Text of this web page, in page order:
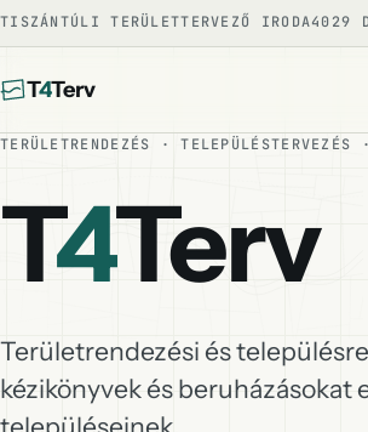
TISZÁNTÚLI TERÜLETTERVEZŐ IRODA4029
T4Terv
TERÜLETRENDEZÉS · TELEPÜLÉSTERVEZÉS
T4Terv
Területrendezési és
kézikönyvek és
településeinek.